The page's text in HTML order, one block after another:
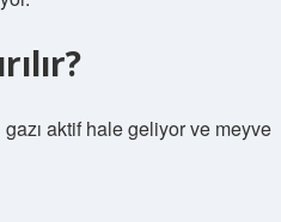
aktif hale geliyor ve meyve